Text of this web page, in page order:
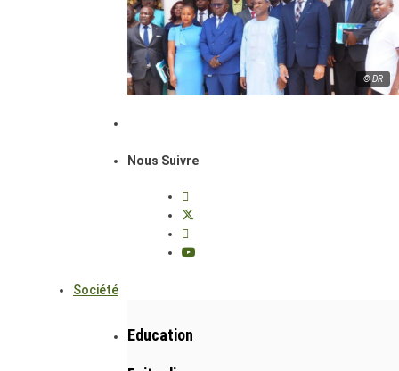
© DR
Nous Suivre
Société
Education